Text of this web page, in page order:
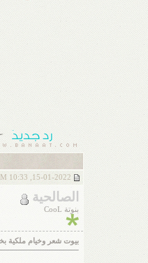
الصالحية
بنوتة CooL
بيوت شعر وخيام ملكية بخامات